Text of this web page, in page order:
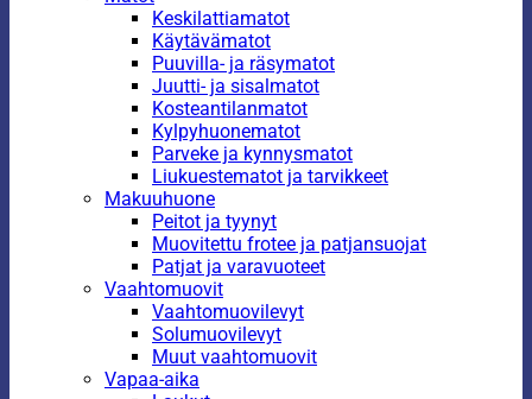
Keskilattiamatot
Käytävämatot
Puuvilla- ja räsymatot
Juutti- ja sisalmatot
Kosteantilanmatot
Kylpyhuonematot
Parveke ja kynnysmatot
Liukuestematot ja tarvikkeet
Makuuhuone
Peitot ja tyynyt
Muovitettu frotee ja patjansuojat
Patjat ja varavuoteet
Vaahtomuovit
Vaahtomuovilevyt
Solumuovilevyt
Muut vaahtomuovit
Vapaa-aika